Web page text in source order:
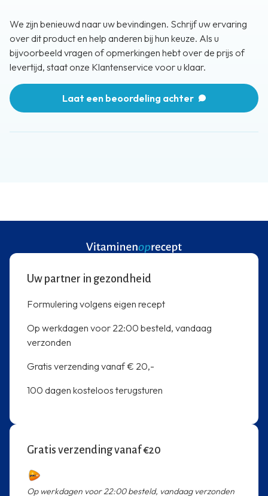
We zijn benieuwd naar uw bevindingen. Schrijf uw ervaring
over dit product en help anderen bij hun keuze. Als u
bijvoorbeeld vragen of opmerkingen hebt over de prijs of
levertijd, staat onze Klantenservice voor u klaar.
Laat een beoordeling achter
Uw partner in gezondheid
Formulering volgens eigen recept
Op werkdagen voor 22:00 besteld, vandaag
verzonden
Gratis verzending vanaf € 20,-
100 dagen kosteloos terugsturen
Gratis verzending vanaf €20
Op werkdagen voor 22:00 besteld, vandaag verzonden